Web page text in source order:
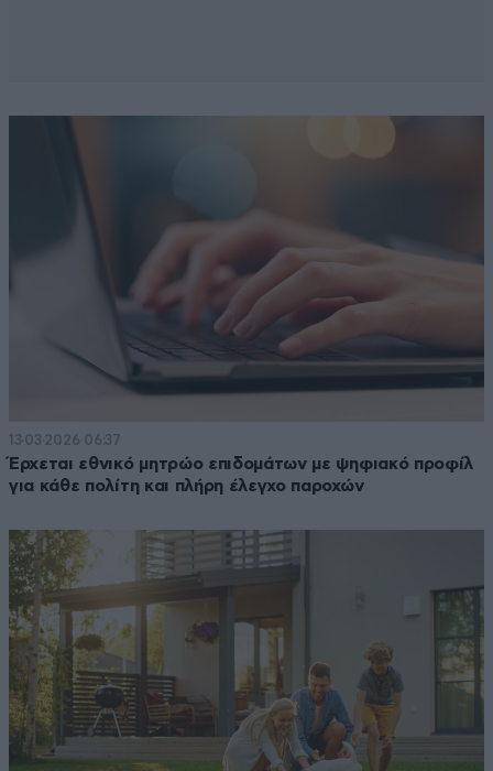
13·03·2026 06:37
Έρχεται εθνικό μητρώο επιδομάτων με ψηφιακό προφίλ
για κάθε πολίτη και πλήρη έλεγχο παροχών